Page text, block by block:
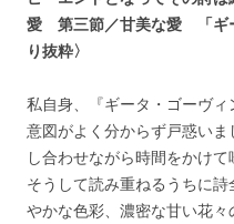
愛 第三節／甘美な愛 「ギ
り抜粋〉
私自身、『ギータ・ゴーヴ
意図がよく分からず戸惑い
し合わせながら時間をかけて
そうして読み重ねるうちに
やかな色彩、濃密な甘い花